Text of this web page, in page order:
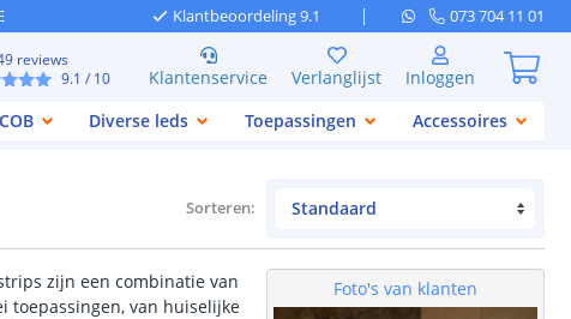
Klantbeoordeling 9.1 073 704 11 01
reviews
9.1 / 10 Klantenservice Verlanglijst
Inloggen
COB Diverse leds Toepassingen Accessoires
Sorteren:
zijn een combinatie van
toepassingen, van huiselijke
Foto's van klanten